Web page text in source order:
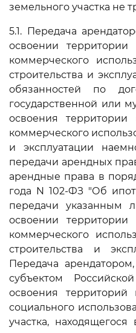
земельного участка не
5.1. Передача
освоении территории
коммерческого
строительства и
обязанностей по
государственной или
освоения территории
коммерческого
и эксплуатации
передачи арендных
арендные права в
года N 102-ФЗ "Об
передачи указанным
освоении территории
коммерческого
строительства и
Передача
субъектом
освоения территорий
социального
участка,